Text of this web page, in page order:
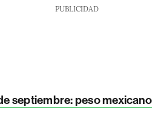
PUBLICIDAD
septiembre: peso